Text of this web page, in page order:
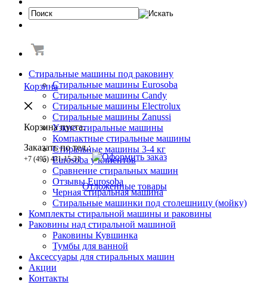
Корзина
Корзина пуста.
Заказать по тел.:
+7 (495) 431-15-31
Отложенные товары
Стиральные машины под раковину
Стиральные машины Eurosoba
Стиральные машины Candy
Стиральные машины Electrolux
Стиральные машины Zanussi
Узкие стиральные машины
Компактные стиральные машины
Cтиральные машины 3-4 кг
Eurosoba у клиентов
Сравнение стиральных машин
Отзывы Eurosoba
Черная стиральная машина
Стиральные машинки под столешницу (мойку)
Комплекты стиральной машины и раковины
Раковины над стиральной машиной
Раковины Кувшинка
Тумбы для ванной
Аксесcуары для стиральных машин
Акции
Контакты